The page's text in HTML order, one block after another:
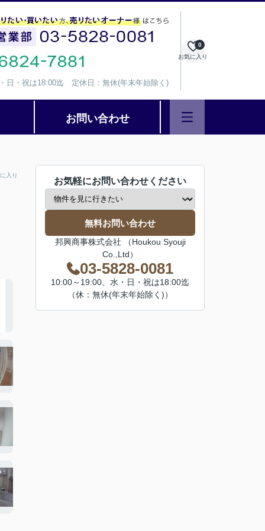
日・祝は18:00迄 定休日：無休(年末年始除く)
お気に入り
0
お問い合わせ
入り
お気軽にお問い合わせください
無料お問い合わせ
邦興商事株式会社 （Houkou Syouji
Co.,Ltd）
03-5828-0081
10:00～19:00、水・日・祝は18:00迄
（休：無休(年末年始除く)）